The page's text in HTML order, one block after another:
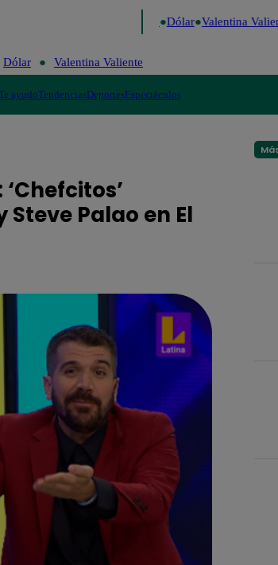
Dólar Valentina
Dólar Valentina Valiente
ayudoTendenciasDeportesEspectáculos
Palao en El